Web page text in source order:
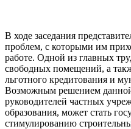
В ходе заседания
проблем, с которыми им
работе. Одной из главных
свободных помещений, а
льготного кредитования и
Возможным решением
руководителей частных
образования, может стать
стимулированию